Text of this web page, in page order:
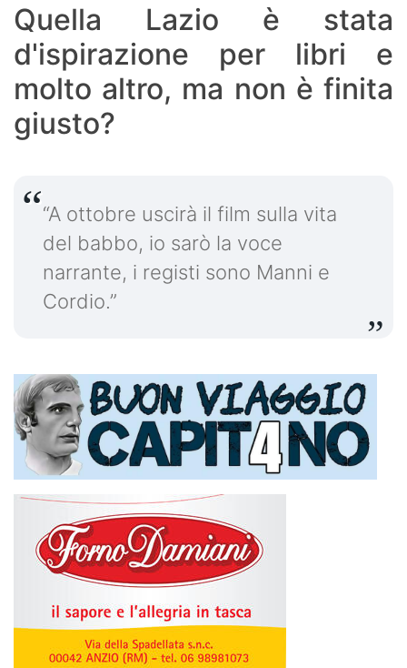
Quella Lazio è stata
d'ispirazione per libri e
molto altro, ma non è finita
giusto?
“A ottobre uscirà il film sulla vita
del babbo, io sarò la voce
narrante, i registi sono Manni e
Cordio.”